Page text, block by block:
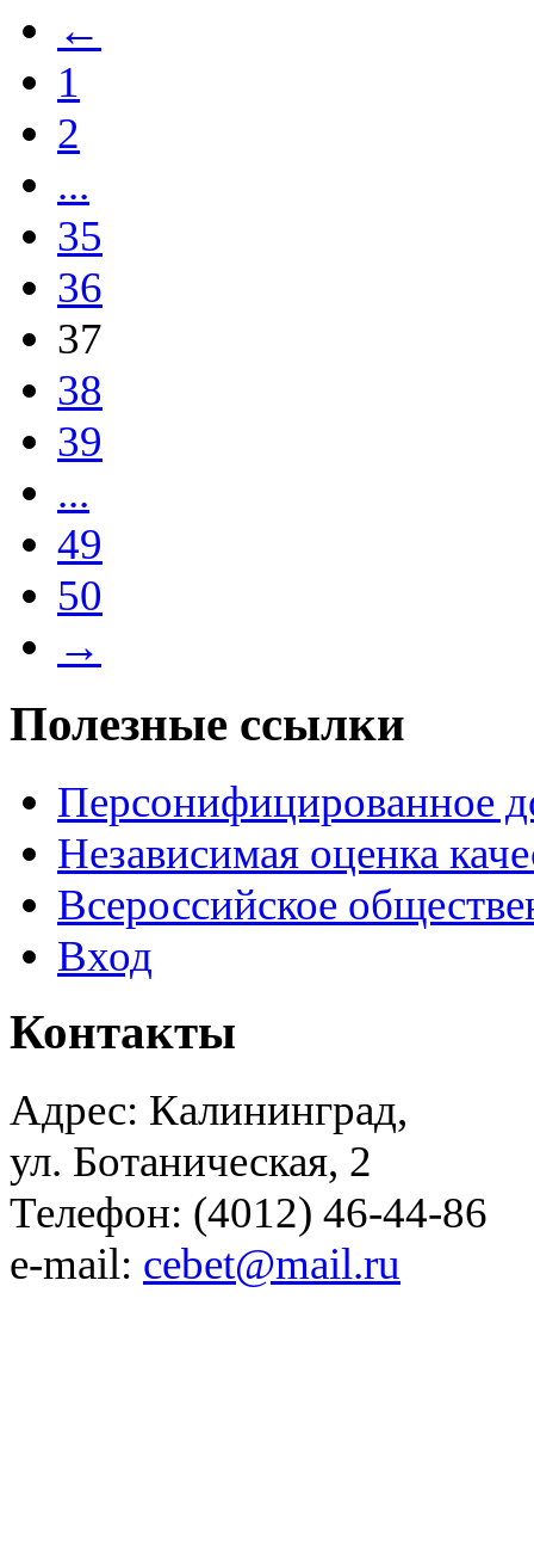
←
1
2
...
35
36
37
38
39
...
49
50
→
Полезные ссылки
Персонифицированное
Независимая оценка
Всероссийское
Вход
Контакты
Адрес: Калининград,
ул. Ботаническая, 2
Телефон: (4012) 46-44-86
e-mail: cebet@mail.ru